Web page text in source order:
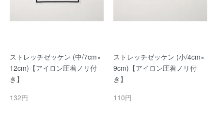
ストレッチゼッケン (中/7cm×
12cm)【アイロン圧着ノリ付
き】
132円
ストレッチゼッケン (小/4cm×
9cm)【アイロン圧着ノリ付
き】
110円